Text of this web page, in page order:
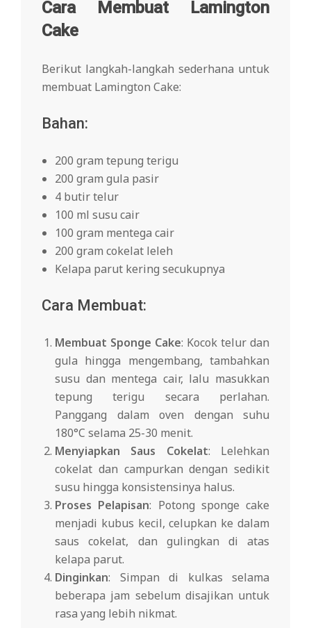
Cara Membuat Lamington
Cake
Berikut langkah-langkah sederhana untuk
membuat Lamington Cake:
Bahan:
200 gram tepung terigu
200 gram gula pasir
4 butir telur
100 ml susu cair
100 gram mentega cair
200 gram cokelat leleh
Kelapa parut kering secukupnya
Cara Membuat:
Membuat Sponge Cake: Kocok telur dan
gula hingga mengembang, tambahkan
susu dan mentega cair, lalu masukkan
tepung terigu secara perlahan.
Panggang dalam oven dengan suhu
180°C selama 25-30 menit.
Menyiapkan Saus Cokelat: Lelehkan
cokelat dan campurkan dengan sedikit
susu hingga konsistensinya halus.
Proses Pelapisan: Potong sponge cake
menjadi kubus kecil, celupkan ke dalam
saus cokelat, dan gulingkan di atas
kelapa parut.
Dinginkan: Simpan di kulkas selama
beberapa jam sebelum disajikan untuk
rasa yang lebih nikmat.